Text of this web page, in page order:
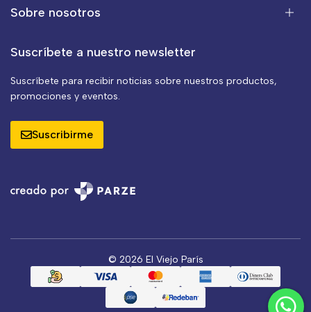
Sobre nosotros
Suscríbete a nuestro newsletter
Suscríbete para recibir noticias sobre nuestros productos,
promociones y eventos.
Suscribirme
© 2026 El Viejo París